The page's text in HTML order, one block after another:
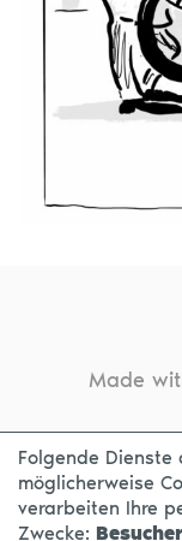
Made
KONTAKT
Folgende
möglicherweise
verarbeiten Ihre
Zwecke: